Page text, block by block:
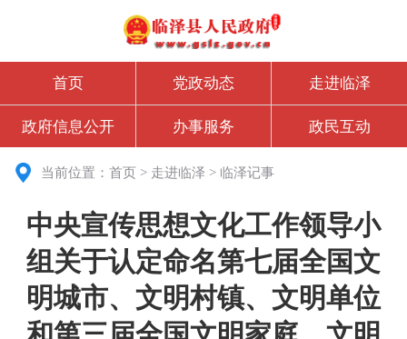
首页 党政动态 走进临泽
政府信息公开 办事服务 政民互动
当前位置：首页 > 走进临泽 > 临泽记事
中央宣传思想文化工作领导小
组关于认定命名第七届全国文
明城市、文明村镇、文明单位